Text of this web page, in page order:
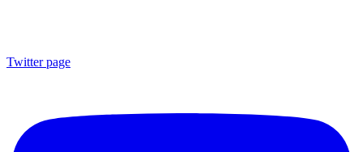
Twitter page